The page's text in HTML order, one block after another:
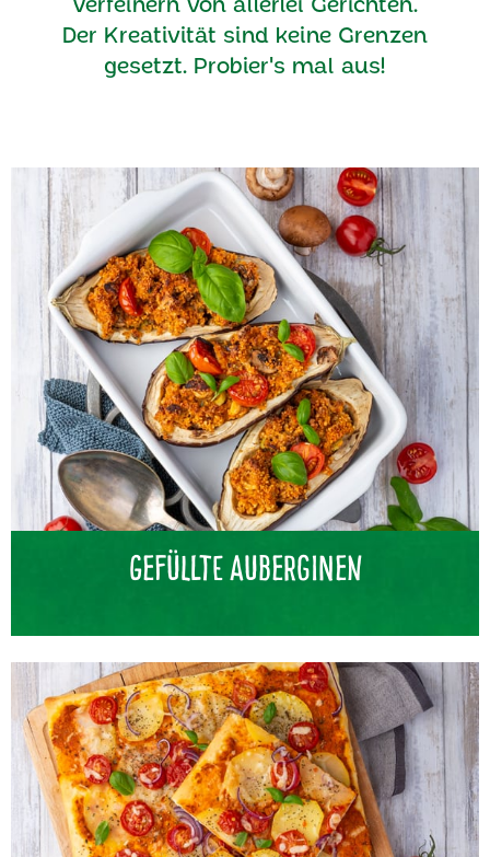
Der Kreativität sind keine Grenzen
gesetzt. Probier's mal aus!
Gefüllte Auberginen